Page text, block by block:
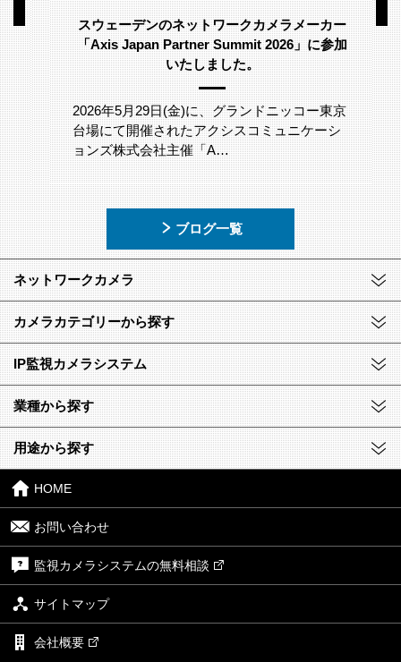
スウェーデンのネットワークカメラメーカー
「Axis Japan Partner Summit 2026」に参加
いたしました。
2026年5月29日(金)に、グランドニッコー東京
台場にて開催されたアクシスコミュニケーシ
ョンズ株式会社主催「A…
ブログ一覧
ネットワークカメラ
カメラカテゴリーから探す
IP監視カメラシステム
業種から探す
用途から探す
HOME
お問い合わせ
監視カメラシステムの無料相談
サイトマップ
会社概要